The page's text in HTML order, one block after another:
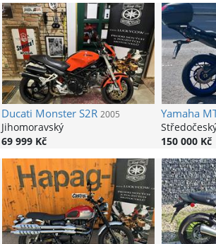
Ducati Monster S2R 2005
Jihomoravský
69 999 Kč
Yamaha
150 000 Kč